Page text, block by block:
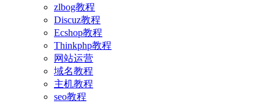
zlbog教程
Discuz教程
Ecshop教程
Thinkphp教程
网站运营
域名教程
主机教程
seo教程